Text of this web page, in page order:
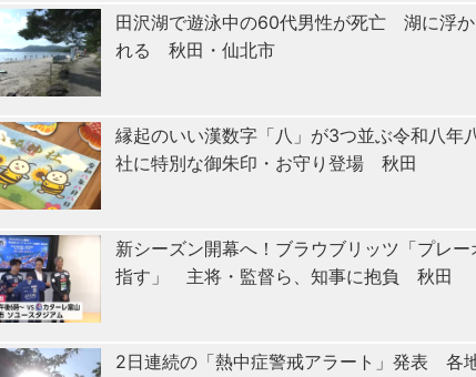
田沢湖で遊泳中の60代男性が死亡 湖に浮か
れる 秋田・仙北市
縁起のいい漢数字「八」が3つ並ぶ令和八
社に特別な御朱印・お守り登場 秋田
新シーズン開幕へ！ブラウブリッツ「プレ
指す」 主将・監督ら、知事に抱負 秋田
2日連続の「熱中症警戒アラート」発表 各